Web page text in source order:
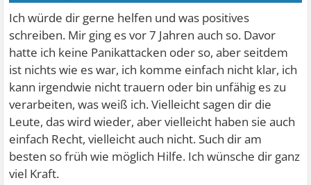
Ich würde dir gerne helfen und was positives
schreiben. Mir ging es vor 7 Jahren auch so. Davor
hatte ich keine Panikattacken oder so, aber seitdem
ist nichts wie es war, ich komme einfach nicht klar, ich
kann irgendwie nicht trauern oder bin unfähig es zu
verarbeiten, was weiß ich. Vielleicht sagen dir die
Leute, das wird wieder, aber vielleicht haben sie auch
einfach Recht, vielleicht auch nicht. Such dir am
besten so früh wie möglich Hilfe. Ich wünsche dir ganz
viel Kraft.